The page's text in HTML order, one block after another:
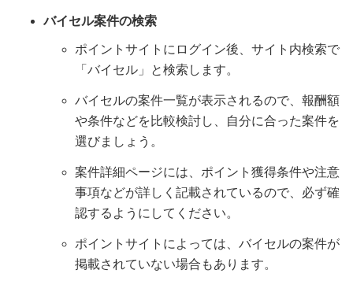
バイセル案件の検索
ポイントサイトにログイン後、サイト内検索で
「バイセル」と検索します。
バイセルの案件一覧が表示されるので、報酬額
や条件などを比較検討し、自分に合った案件を
選びましょう。
案件詳細ページには、ポイント獲得条件や注意
事項などが詳しく記載されているので、必ず確
認するようにしてください。
ポイントサイトによっては、バイセルの案件が
掲載されていない場合もあります。